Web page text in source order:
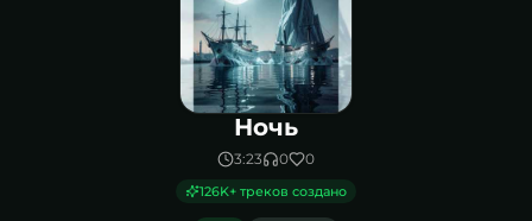
Ночь
3:23 0 0
126K+ треков создано